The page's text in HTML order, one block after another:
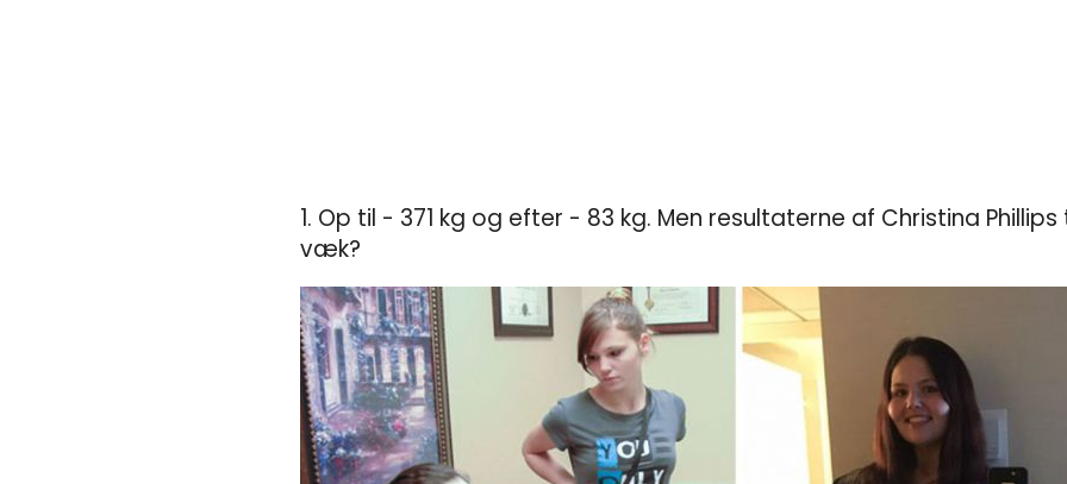
1. Op til - 371 kg og efter - 83 kg. Men resultaterne af Christina
væk?